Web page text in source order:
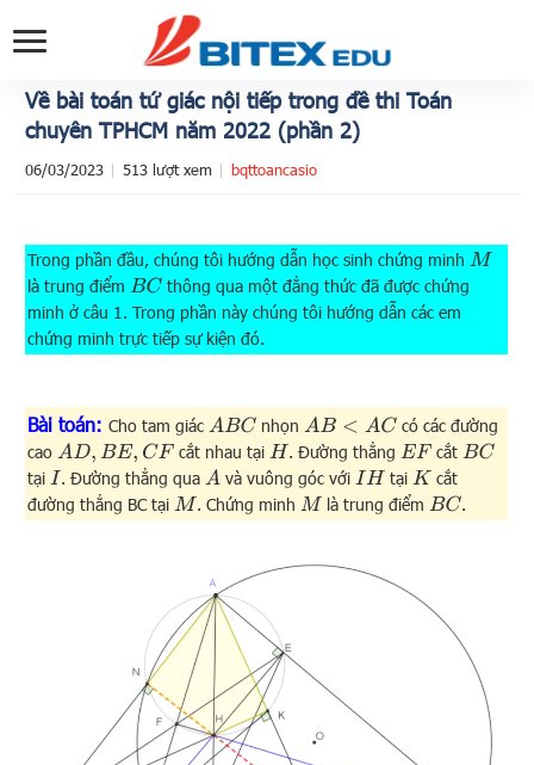
Về bài toán tứ giác nội tiếp trong đề thi Toán
chuyên TPHCM năm 2022 (phần 2)
06/03/2023 513 lượt xem bqttoancasio
Trong phần đầu, chúng tôi hướng dẫn học sinh chứng minh M
là trung điểm BC
thông qua một đẳng thức đã được chứng
minh ở câu 1. Trong phần này chúng tôi hướng dẫn các em
chứng minh trực tiếp sự kiện đó.
Bài toán:Cho tam giác ABC nhọn AB<AC
có các đường
cao AD,BE,CF cắt nhau tại H . Đường thẳng EF cắt BC
tại I . Đường thẳng qua A và vuông góc với IH tại K cắt
đường thẳng BC tại M . Chứng minh M là trung điểm BC .